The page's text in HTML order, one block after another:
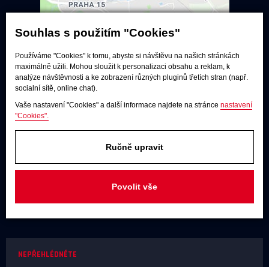
Souhlas s použitím "Cookies"
Používáme "Cookies" k tomu, abyste si návštěvu na našich stránkách
maximálně užili. Mohou sloužit k personalizaci obsahu a reklam, k
analýze návštěvnosti a ke zobrazení různých pluginů třetích stran (např.
socialní sítě, online chat).
Vaše nastavení "Cookies" a další informace najdete na stránce nastavení
"Cookies".
Ručně upravit
Povolit vše
Poslechové studio
Po - pá:
9:00 - 12:00 / 13:00 - 17:00
U Továren 261/27, 102 00 Praha 10,
+420 731 488 859 (9:00 - 17:00)
info@rodel-audio.cz
NEPŘEHLÉDNĚTE